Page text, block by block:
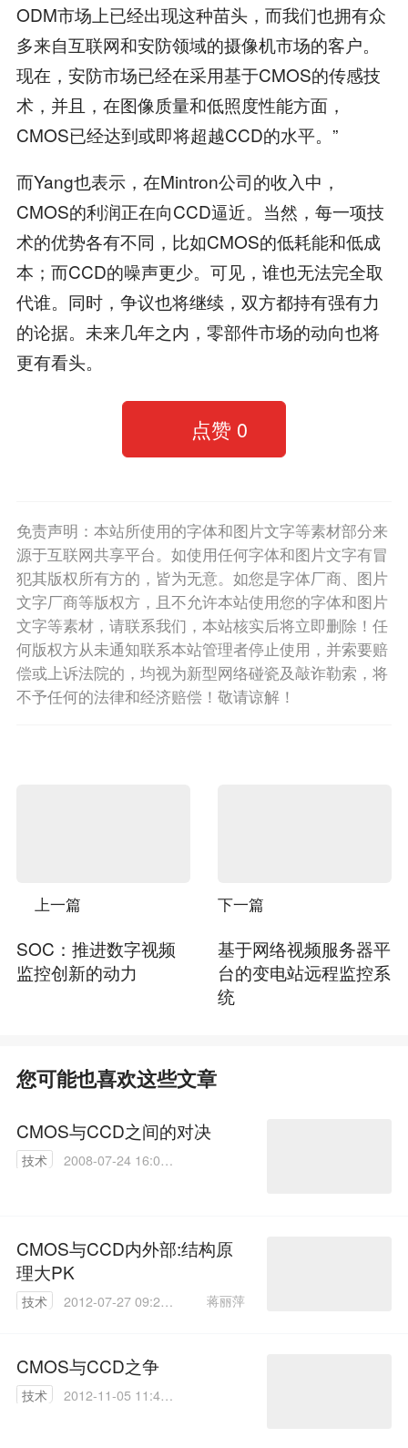
ODM市场上已经出现这种苗头，而我们也拥有众
多来自互联网和安防领域的摄像机市场的客户。
现在，安防市场已经在采用基于CMOS的传感技
术，并且，在图像质量和低照度性能方面，
CMOS已经达到或即将超越CCD的水平。”
而Yang也表示，在Mintron公司的收入中，
CMOS的利润正在向CCD逼近。当然，每一项技
术的优势各有不同，比如CMOS的低耗能和低成
本；而CCD的噪声更少。可见，谁也无法完全取
代谁。同时，争议也将继续，双方都持有强有力
的论据。未来几年之内，零部件市场的动向也将
更有看头。
点赞 0
免责声明：本站所使用的字体和图片文字等素材部分来
源于互联网共享平台。如使用任何字体和图片文字有冒
犯其版权所有方的，皆为无意。如您是字体厂商、图片
文字厂商等版权方，且不允许本站使用您的字体和图片
文字等素材，请联系我们，本站核实后将立即删除！任
何版权方从未通知联系本站管理者停止使用，并索要赔
偿或上诉法院的，均视为新型网络碰瓷及敲诈勒索，将
不予任何的法律和经济赔偿！敬请谅解！
上一篇
SOC：推进数字视频
监控创新的动力
下一篇
基于网络视频服务器平
台的变电站远程监控系
统
您可能也喜欢这些文章
CMOS与CCD之间的对决
技术
2008-07-24 16:09:
CMOS与CCD内外部:结构原
理大PK
技术
2012-07-27 09:25:
蒋丽萍
CMOS与CCD之争
技术
2012-11-05 11:42: